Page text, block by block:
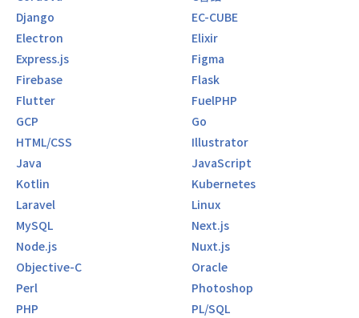
Django
EC-CUBE
Electron
Elixir
Express.js
Figma
Firebase
Flask
Flutter
FuelPHP
GCP
Go
HTML/CSS
Illustrator
Java
JavaScript
Kotlin
Kubernetes
Laravel
Linux
MySQL
Next.js
Node.js
Nuxt.js
Objective-C
Oracle
Perl
Photoshop
PHP
PL/SQL